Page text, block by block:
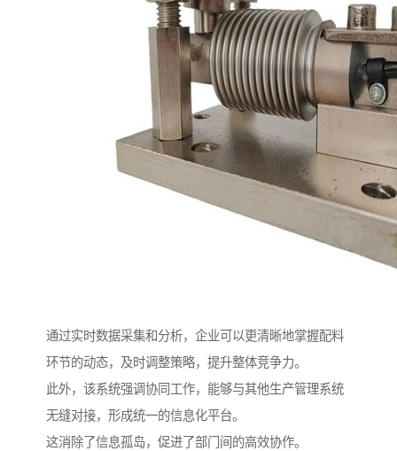
通过实时数据采集和分析，企业可以更清晰地掌握配料
环节的动态，及时调整策略，提升整体竞争力。
此外，该系统强调协同工作，能够与其他生产管理系统
无缝对接，形成统一的信息化平台。
这消除了信息孤岛，促进了部门间的高效协作。